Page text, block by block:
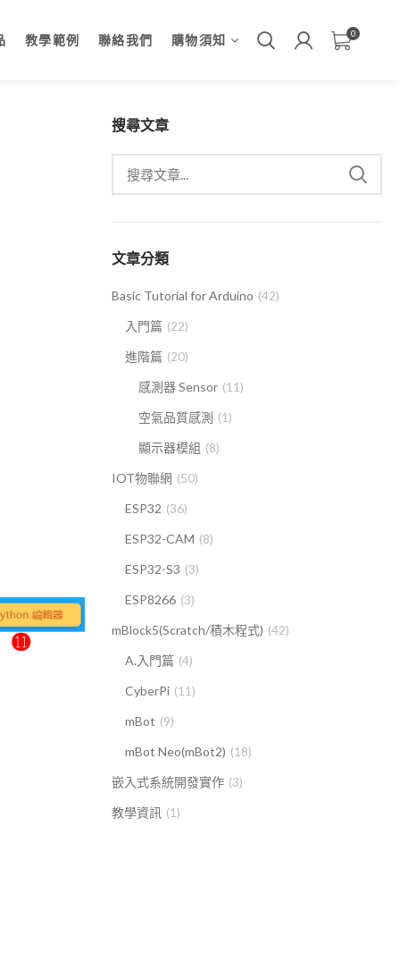
教學範例 聯絡我們 購物須知 0
搜尋文章
文章分類
Basic Tutorial for Arduino (42)
入門篇 (22)
進階篇 (20)
感測器 Sensor (11)
空氣品質感測 (1)
顯示器模組 (8)
IOT物聯網 (50)
ESP32 (36)
ESP32-CAM (8)
ESP32-S3 (3)
ESP8266 (3)
mBlock5(Scratch/積木程式) (42)
A.入門篇 (4)
CyberPi (11)
mBot (9)
mBot Neo(mBot2) (18)
嵌入式系統開發實作 (3)
教學資訊 (1)